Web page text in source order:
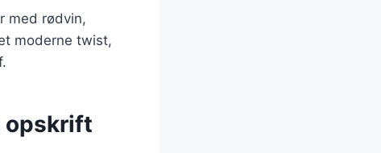
med rødvin,
moderne twist,
opskrift